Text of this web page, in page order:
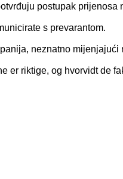
postupak
s prevarantom.
neznatno
er riktige, og hvorvidt de